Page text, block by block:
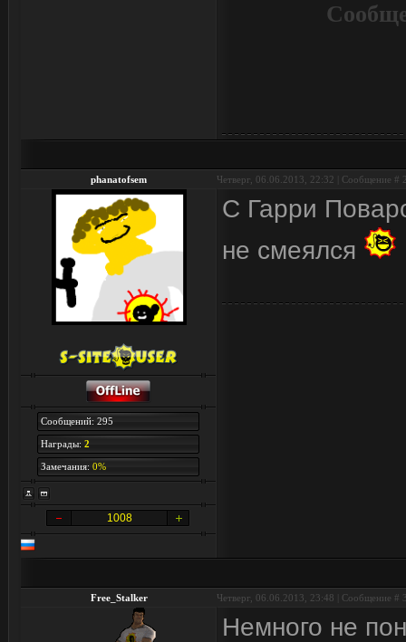
phanatofsem Четверг, 06.06.2013, 22:32 | Сообщение #
Сообщений: 295
Награды: 2
Замечания: 0%
1008
С Гарри
не смеялся
Free_Stalker Четверг, 06.06.2013, 23:48 | Сообщение #
Немного не